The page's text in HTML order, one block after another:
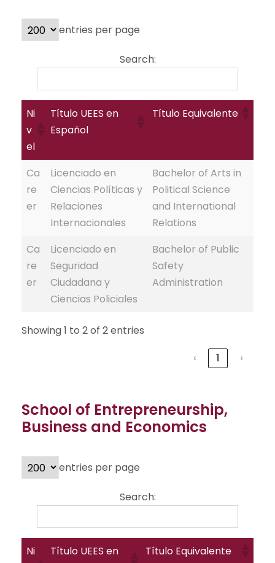
entries per page
Search:
Ni
v
el
Título UEES en
Español
Título Equivalente
Ca
re
er
Licenciado en
Ciencias Políticas y
Relaciones
Internacionales
Bachelor of Arts in
Political Science
and International
Relations
Ca
re
er
Licenciado en
Seguridad
Ciudadana y
Ciencias Policiales
Bachelor of Public
Safety
Administration
Showing 1 to 2 of 2 entries
‹
1 ›
School of Entrepreneurship,
Business and Economics
entries per page
Search:
Ni
Título UEES en
Título Equivalente